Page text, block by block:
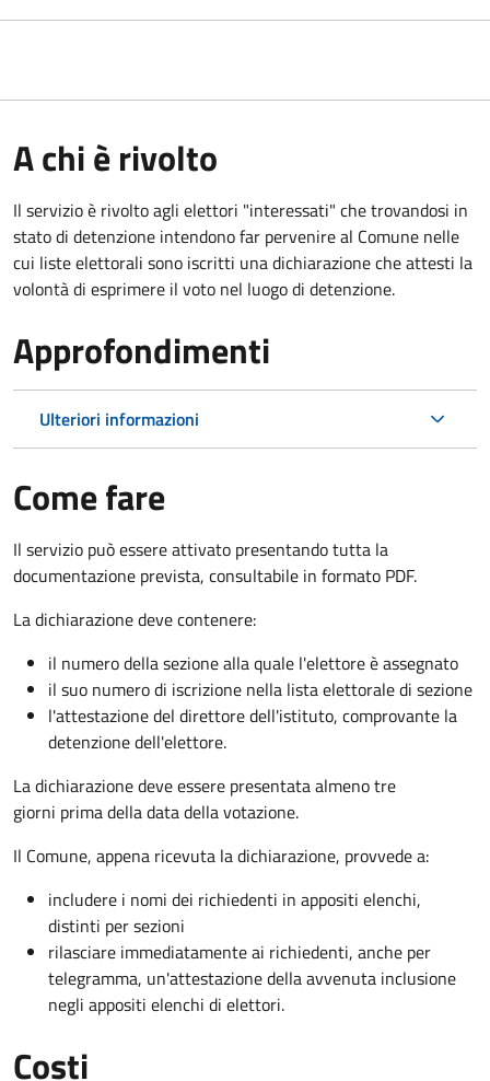
A chi è rivolto
Il servizio è rivolto agli elettori "interessati" che trovandosi in
stato di detenzione intendono far pervenire al Comune nelle
cui liste elettorali sono iscritti una dichiarazione che attesti la
volontà di esprimere il voto nel luogo di detenzione.
Approfondimenti
Ulteriori informazioni
Come fare
Il servizio può essere attivato presentando tutta la
documentazione prevista, consultabile in formato PDF.
La dichiarazione deve contenere:
il numero della sezione alla quale l'elettore è assegnato
il suo numero di iscrizione nella lista elettorale di sezione
l'attestazione del direttore dell'istituto, comprovante la
detenzione dell'elettore.
La dichiarazione deve essere presentata almeno tre
giorni prima della data della votazione.
Il Comune, appena ricevuta la dichiarazione, provvede a:
includere i nomi dei richiedenti in appositi elenchi,
distinti per sezioni
rilasciare immediatamente ai richiedenti, anche per
telegramma, un'attestazione della avvenuta inclusione
negli appositi elenchi di elettori.
Costi